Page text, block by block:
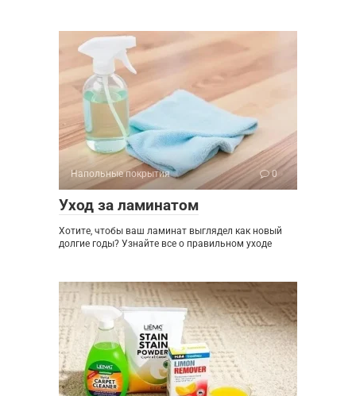
Напольные покрытия 0
Уход за ламинатом
Хотите, чтобы ваш ламинат выглядел как новый
долгие годы? Узнайте все о правильном уходе